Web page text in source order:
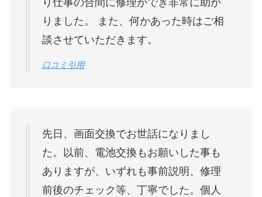
り仕事の合間に修理ができ非常に助か
りました。 また、何かあった時はご相
談させていただきます。
口コミ引用
先日、画面交換でお世話になりまし
た。以前、電池交換もお願いした事も
ありますが、いずれも事前説明、修理
前後のチェック等、丁寧でした。個人